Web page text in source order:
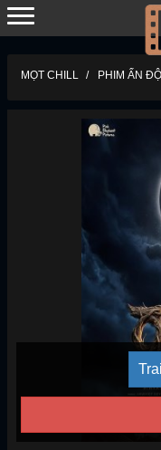
MỌT CHILL PHIM ẤN ĐỘ